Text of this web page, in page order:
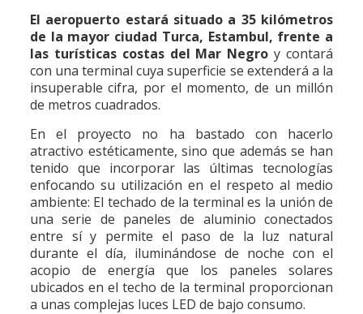
El aeropuerto estará situado a 35 kilómetros
de la mayor ciudad Turca, Estambul, frente a
las turísticas costas del Mar Negro y contará
con una terminal cuya superficie se extenderá a la
insuperable cifra, por el momento, de un millón
de metros cuadrados.
En el proyecto no ha bastado con hacerlo
atractivo estéticamente, sino que además se han
tenido que incorporar las últimas tecnologías
enfocando su utilización en el respeto al medio
ambiente: El techado de la terminal es la unión de
una serie de paneles de aluminio conectados
entre sí y permite el paso de la luz natural
durante el día, iluminándose de noche con el
acopio de energía que los paneles solares
ubicados en el techo de la terminal proporcionan
a unas complejas luces LED de bajo consumo.